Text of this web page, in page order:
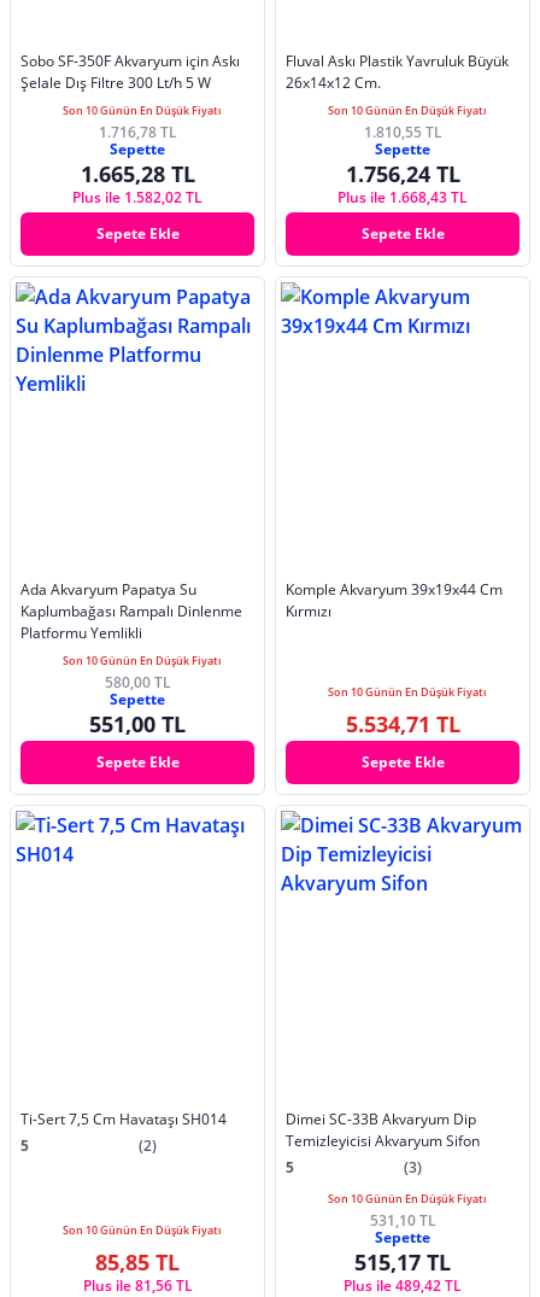
Sobo SF-350F Akvaryum için Askı
Şelale Dış Filtre 300 Lt/h 5 W
Son 10 Günün En Düşük Fiyatı
1.716,78 TL
Sepette
1.665,28 TL
Plus ile 1.582,02 TL
Sepete Ekle
Fluval Askı Plastik Yavruluk Büyük
26x14x12 Cm.
Son 10 Günün En Düşük Fiyatı
1.810,55 TL
Sepette
1.756,24 TL
Plus ile 1.668,43 TL
Sepete Ekle
Ada Akvaryum Papatya Su
Kaplumbağası Rampalı Dinlenme
Platformu Yemlikli
Son 10 Günün En Düşük Fiyatı
580,00 TL
Sepette
551,00 TL
Sepete Ekle
Komple Akvaryum 39x19x44 Cm
Kırmızı
Son 10 Günün En Düşük Fiyatı
5.534,71 TL
Sepete Ekle
Ti-Sert 7,5 Cm Havataşı SH014
5
(2)
Son 10 Günün En Düşük Fiyatı
85,85 TL
Plus ile 81,56 TL
Dimei SC-33B Akvaryum Dip
Temizleyicisi Akvaryum Sifon
5
(3)
Son 10 Günün En Düşük Fiyatı
531,10 TL
Sepette
515,17 TL
Plus ile 489,42 TL